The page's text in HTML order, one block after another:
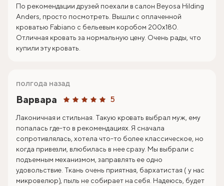
По рекомендации друзей поехали в салон Beyosa Hilding
Anders, просто посмотреть. Вышли с оплаченной
кроватью Fabiano с бельевым коробом 200х180.
Отличная кровать за нормальную цену. Очень рады, что
купили эту кровать.
Варвара 5
полгода назад
Лаконичная и стильная. Такую кровать выбрал муж, ему
попалась где-то в рекомендациях. Я сначала
сопротивлялась, хотела что-то более классическое, но
когда привезли, влюбилась в нее сразу. Мы выбрали с
подъемным механизмом, заправлять ее одно
удовольствие. Ткань очень приятная, бархатистая ( у нас
микровелюр), пыль не собирает на себя. Надеюсь, будет